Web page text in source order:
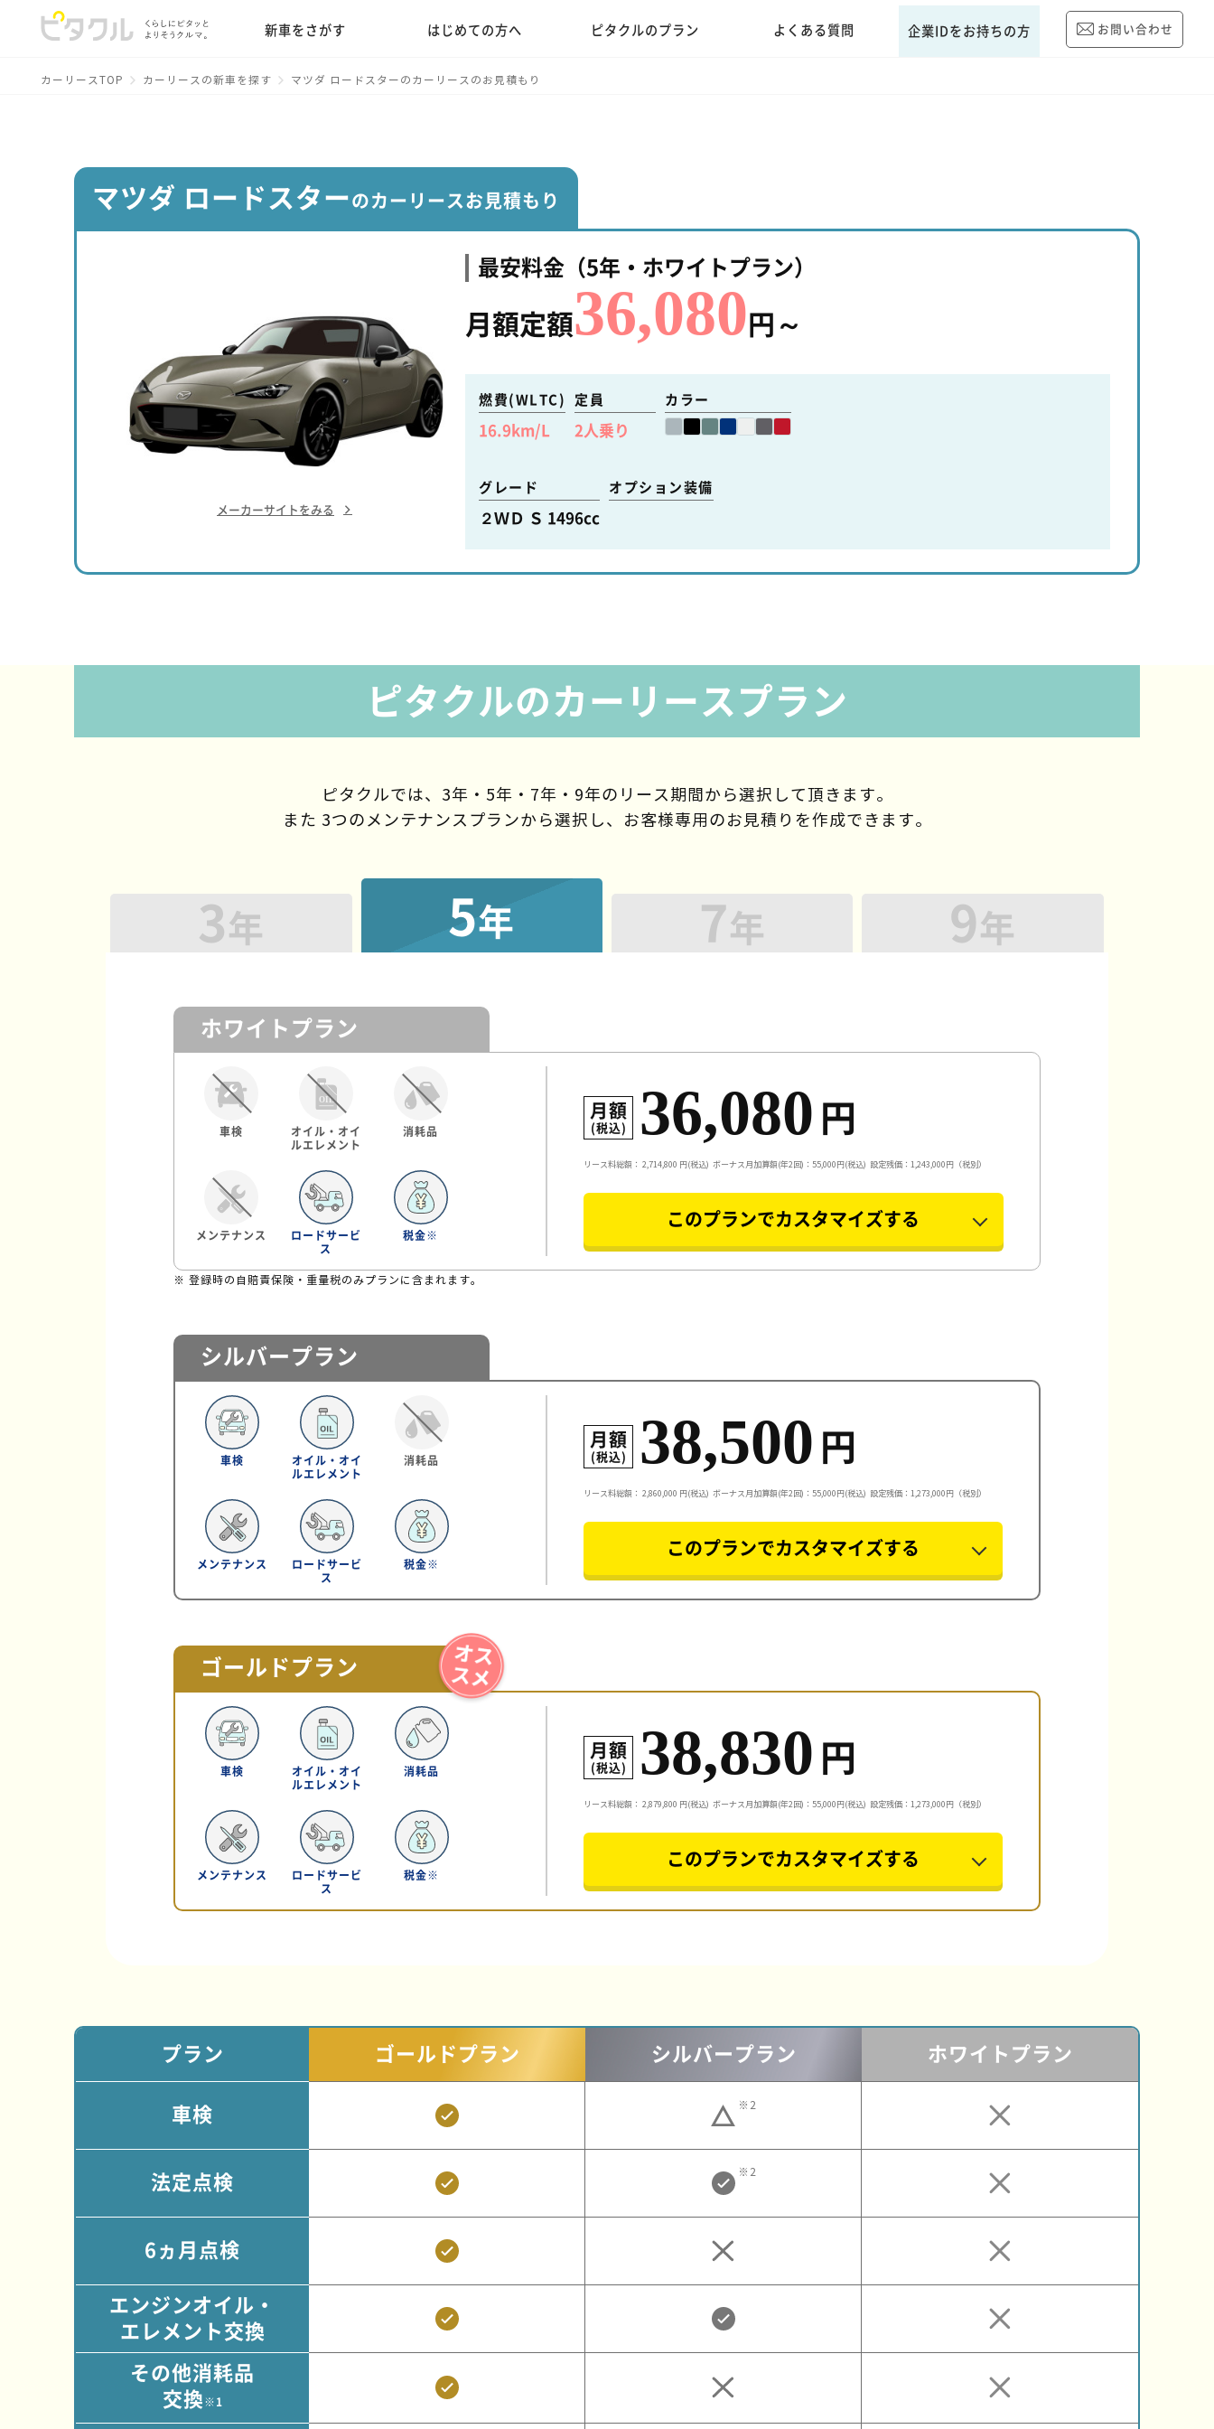
新車をさがす はじめての方へ ピタクルのプラン よくある質問 企業IDをお持ちの方 お問い合わせ
カーリースTOP カーリースの新車を探す マツダ ロードスターのカーリースのお見積もり
マツダ ロードスター のカーリースお見積もり
メーカーサイトをみる
最安料金（5年・ホワイトプラン）
月額定額36,080 円～
燃費(WLTC)
16.9 km/L
定員
2 人乗り
カラー
グレード
２ＷＤ Ｓ 1496cc
オプション装備
ピタクルのカーリースプラン
ピタクルでは、3年・5年・7年・9年の リース期間から選択して頂きます。
また 3つのメンテナンスプランから選択し、
お客様専用のお見積りを作成できます。
3年 5年 7年 9年
ホワイトプラン
車検
オイル・オイ
ルエレメント
消耗品
メンテナンス
ロードサービ
ス
税金※
月額
(税込) 36,080 円
リース料総額： 2,714,800 円(税込) ボーナス月加算額(年2回)：55,000円(税込) 設定残価：1,243,000円（税別）
このプランでカスタマイズする
※ 登録時の自賠責保険・重量税のみプランに含まれます。
シルバープラン
車検
オイル・オイ
ルエレメント
消耗品
メンテナンス
ロードサービ
ス
税金※
月額
(税込) 38,500 円
リース料総額： 2,860,000 円(税込) ボーナス月加算額(年2回)：55,000円(税込) 設定残価：1,273,000円（税別）
このプランでカスタマイズする
ゴールドプラン
車検
オイル・オイ
ルエレメント
消耗品
メンテナンス
ロードサービ
ス
税金※
月額
(税込) 38,830 円
リース料総額： 2,879,800 円(税込) ボーナス月加算額(年2回)：55,000円(税込) 設定残価：1,273,000円（税別）
このプランでカスタマイズする
プラン ゴールド プラン シルバー プラン ホワイト プラン
車検 ※2
法定点検
※2
6ヵ月点検
エンジンオイル・
エレメント交換
その他消耗品
交換 ※1